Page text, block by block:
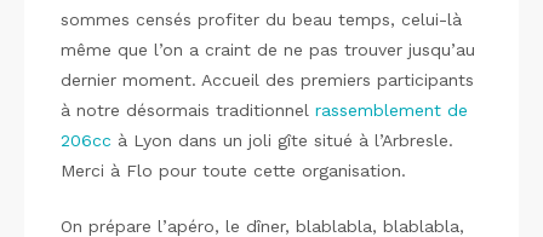
sommes censés profiter du beau temps, celui-là
même que l’on a craint de ne pas trouver jusqu’au
dernier moment. Accueil des premiers participants
à notre désormais traditionnel rassemblement de
206cc à Lyon dans un joli gîte situé à l’Arbresle.
Merci à Flo pour toute cette organisation.
On prépare l’apéro, le dîner, blablabla, blablabla,